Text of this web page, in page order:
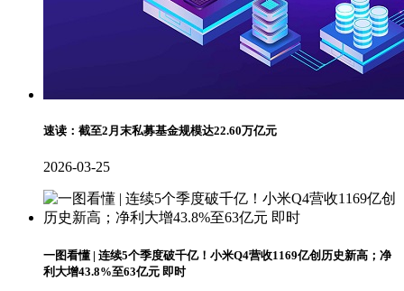
速读：截至2月末私募基金规模达22.60万亿元
2026-03-25
一图看懂 | 连续5个季度破千亿！小米Q4营收1169亿创历史新高；净
利大增43.8%至63亿元 即时